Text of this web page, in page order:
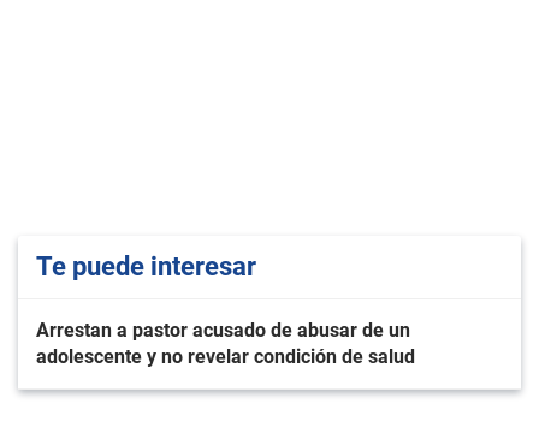
Te puede interesar
Arrestan a pastor acusado de abusar de un
adolescente y no revelar condición de salud